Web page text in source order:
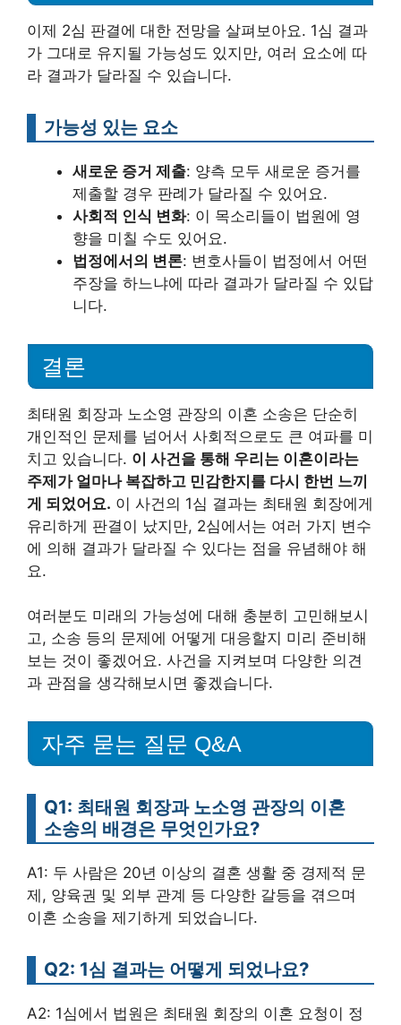
이제 2심 판결에 대한 전망을 살펴보아요. 1심 결과
가 그대로 유지될 가능성도 있지만, 여러 요소에 따
라 결과가 달라질 수 있습니다.
가능성 있는 요소
새로운 증거 제출: 양측 모두 새로운 증거를
제출할 경우 판례가 달라질 수 있어요.
사회적 인식 변화: 이 목소리들이 법원에 영
향을 미칠 수도 있어요.
법정에서의 변론: 변호사들이 법정에서 어떤
주장을 하느냐에 따라 결과가 달라질 수 있답
니다.
결론
최태원 회장과 노소영 관장의 이혼 소송은 단순히
개인적인 문제를 넘어서 사회적으로도 큰 여파를 미
치고 있습니다. 이 사건을 통해 우리는 이혼이라는
주제가 얼마나 복잡하고 민감한지를 다시 한번 느끼
게 되었어요. 이 사건의 1심 결과는 최태원 회장에게
유리하게 판결이 났지만, 2심에서는 여러 가지 변수
에 의해 결과가 달라질 수 있다는 점을 유념해야 해
요.
여러분도 미래의 가능성에 대해 충분히 고민해보시
고, 소송 등의 문제에 어떻게 대응할지 미리 준비해
보는 것이 좋겠어요. 사건을 지켜보며 다양한 의견
과 관점을 생각해보시면 좋겠습니다.
자주 묻는 질문 Q&A
Q1: 최태원 회장과 노소영 관장의 이혼
소송의 배경은 무엇인가요?
A1: 두 사람은 20년 이상의 결혼 생활 중 경제적 문
제, 양육권 및 외부 관계 등 다양한 갈등을 겪으며
이혼 소송을 제기하게 되었습니다.
Q2: 1심 결과는 어떻게 되었나요?
A2: 1심에서 법원은 최태원 회장의 이혼 요청이 정